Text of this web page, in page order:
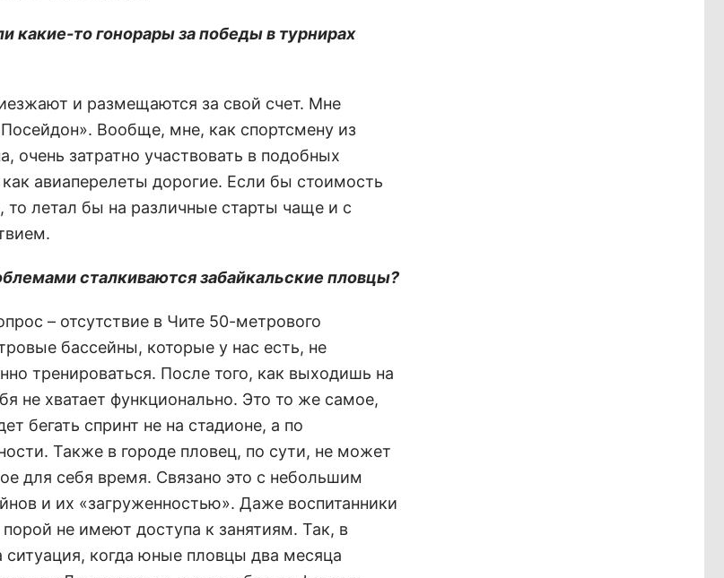
какие-то гонорары за победы в турнирах
и размещаются за свой счет. Мне
Вообще, мне, как спортсмену из
очень затратно участвовать в подобных
как авиаперелеты дорогие. Если бы стоимость
летал бы на различные старты чаще и с
сталкиваются забайкальские пловцы?
– отсутствие в Чите 50-метрового
бассейны, которые у нас есть, не
тренироваться. После того, как выходишь на
не хватает функционально. Это то же самое,
бегать спринт не на стадионе, а по
Также в городе пловец, по сути, не может
для себя время. Связано это с небольшим
и их «загруженностью». Даже воспитанники
не имеют доступа к занятиям. Так, в
когда юные пловцы два месяца